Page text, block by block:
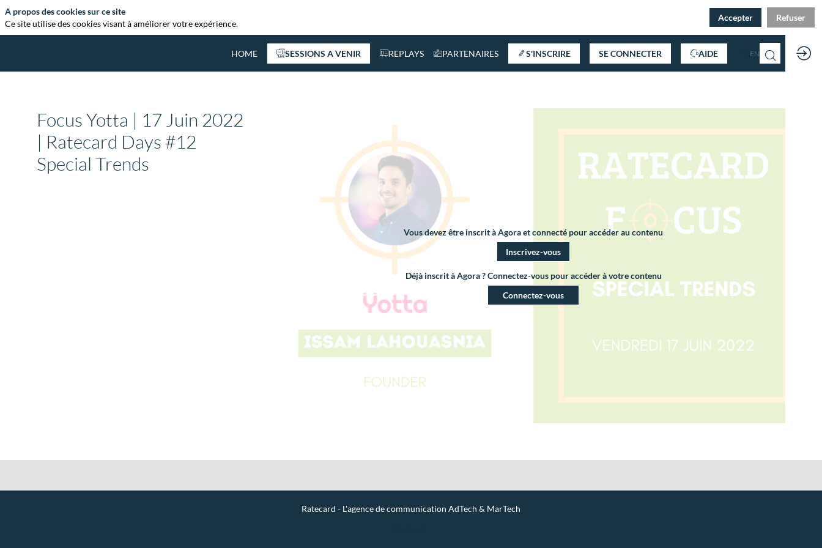
HOME SESSIONS A VENIR REPLAYS PARTENAIRES S'INSCRIRE SE CONNECTER AIDE EN
Vous devez être inscrit à Agora et connecté pour accéder au contenu
Inscrivez-vous
Déjà inscrit à Agora ? Connectez-vous pour accéder à votre contenu
Connectez-vous
Focus Yotta | 17 Juin 2022
| Ratecard Days #12
Special Trends
Ratecard - L'agence de communication AdTech & MarTech
A propos des cookies sur ce site
Ce site utilise des cookies visant à améliorer votre expérience.
Accepter Refuser